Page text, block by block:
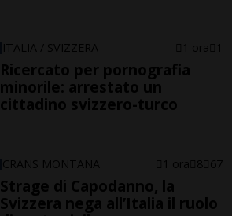
ITALIA / SVIZZERA 1 ora 1
Ricercato per pornografia
minorile: arrestato un
cittadino svizzero-turco
CRANS MONTANA 1 ora 8 67
Strage di Capodanno, la
Svizzera nega all’Italia il ruolo